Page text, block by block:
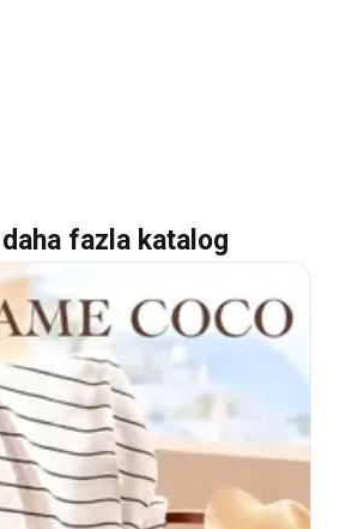
fazla katalog